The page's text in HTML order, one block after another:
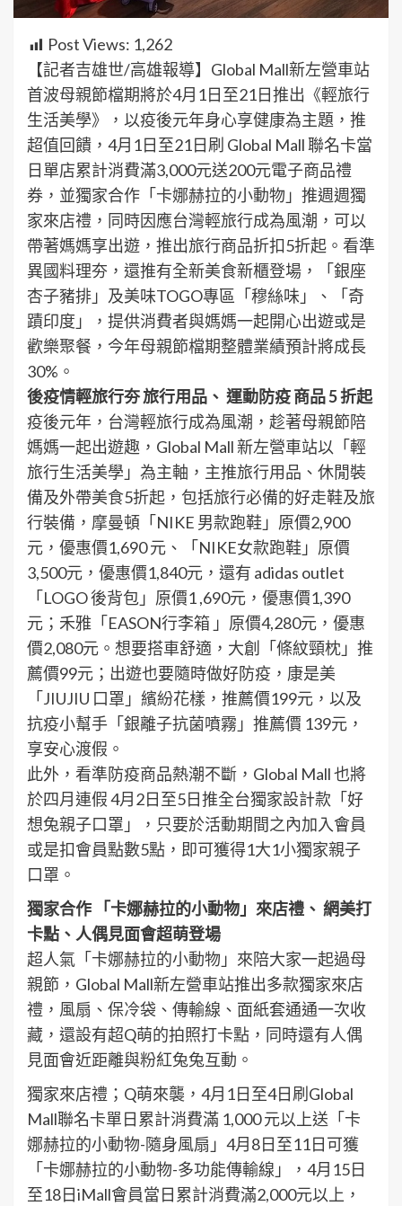
Post Views: 1,262
【記者吉雄世/高雄報導】Global Mall新左營車站
首波母親節檔期將於4月1日至21日推出《輕旅行
生活美學》，以疫後元年身心享健康為主題，推
超值回饋，4月1日至21日刷 Global Mall 聯名卡當
日單店累計消費滿3,000元送200元電子商品禮
券，並獨家合作「卡娜赫拉的小動物」推週週獨
家來店禮，同時因應台灣輕旅行成為風潮，可以
帶著媽媽享出遊，推出旅行商品折扣5折起。看準
異國料理夯，還推有全新美食新櫃登場，「銀座
杏子豬排」及美味TOGO專區「穆絲味」、「奇
蹟印度」，提供消費者與媽媽一起開心出遊或是
歡樂聚餐，今年母親節檔期整體業績預計將成長
30%。
後疫情輕旅行夯 旅行用品、 運動防疫 商品 5 折起
疫後元年，台灣輕旅行成為風潮，趁著母親節陪
媽媽一起出遊趣，Global Mall 新左營車站以「輕
旅行生活美學」為主軸，主推旅行用品、休閒裝
備及外帶美食5折起，包括旅行必備的好走鞋及旅
行裝備，摩曼頓「NIKE 男款跑鞋」原價2,900
元，優惠價1,690 元、「NIKE女款跑鞋」原價
3,500元，優惠價1,840元，還有 adidas outlet
「LOGO 後背包」原價1 ,690元，優惠價1,390
元；禾雅「EASON行李箱 」原價4,280元，優惠
價2,080元。想要搭車舒適，大創「條紋頸枕」推
薦價99元；出遊也要隨時做好防疫，康是美
「JIUJIU 口罩」繽紛花樣，推薦價199元，以及
抗疫小幫手「銀離子抗菌噴霧」推薦價 139元，
享安心渡假。
此外，看準防疫商品熱潮不斷，Global Mall 也將
於四月連假 4月2日至5日推全台獨家設計款「好
想兔親子口罩」，只要於活動期間之內加入會員
或是扣會員點數5點，即可獲得1大1小獨家親子
口罩。
獨家合作 「卡娜赫拉的小動物」來店禮、 網美打
卡點、人偶見面會超萌登場
超人氣「卡娜赫拉的小動物」來陪大家一起過母
親節，Global Mall新左營車站推出多款獨家來店
禮，風扇、保冷袋、傳輸線、面紙套通通一次收
藏，還設有超Q萌的拍照打卡點，同時還有人偶
見面會近距離與粉紅兔兔互動。
獨家來店禮；Q萌來襲，4月1日至4日刷Global
Mall聯名卡單日累計消費滿 1,000 元以上送「卡
娜赫拉的小動物-隨身風扇」4月8日至11日可獲
「卡娜赫拉的小動物-多功能傳輸線」，4月15日
至18日iMall會員當日累計消費滿2,000元以上，